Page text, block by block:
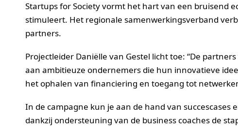
Startups for Society vormt het hart van een bruisend
stimuleert. Het regionale samenwerkingsverband
partners.
Projectleider Daniëlle van Gestel licht toe: “De
aan ambitieuze ondernemers die hun innovatieve
het ophalen van financiering en toegang tot
In de campagne kun je aan de hand van
dankzij ondersteuning van de business coaches de